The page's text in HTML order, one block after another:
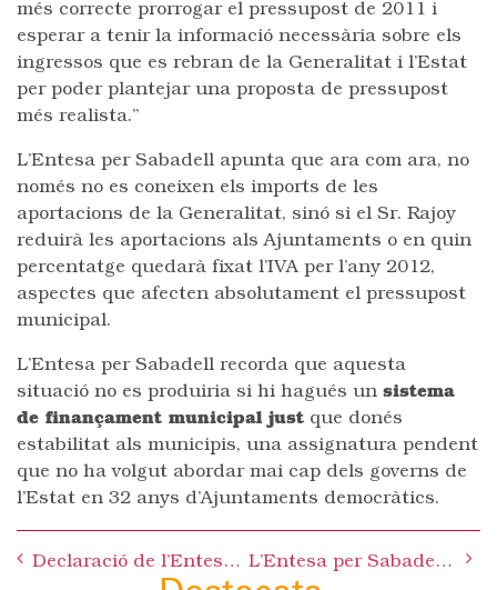
més correcte prorrogar el pressupost de 2011 i
esperar a tenir la informació necessària sobre els
ingressos que es rebran de la Generalitat i l’Estat
per poder plantejar una proposta de pressupost
més realista.”
L’Entesa per Sabadell apunta que ara com ara, no
només no es coneixen els imports de les
aportacions de la Generalitat, sinó si el Sr. Rajoy
reduirà les aportacions als Ajuntaments o en quin
percentatge quedarà fixat l’IVA per l’any 2012,
aspectes que afecten absolutament el pressupost
municipal.
L’Entesa per Sabadell recorda que aquesta
situació no es produiria si hi hagués un sistema
de finançament municipal just que donés
estabilitat als municipis, una assignatura pendent
que no ha volgut abordar mai cap dels governs de
l’Estat en 32 anys d’Ajuntaments democràtics.
navigation
Declaració de l’Entesa per Sabadell davant l’anunci de noves mesures econòmiques del Govern de la Generalitat L’Entesa per Sabadell manifesta la seva preocupació per les declaracions del conseller Lluís Recoder respecte del finançament del perllongament dels FGC